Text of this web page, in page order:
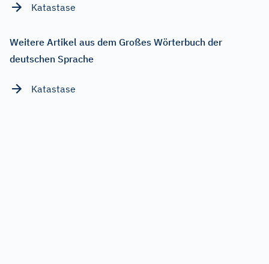
Katastase
Weitere Artikel aus dem Großes Wörterbuch der
deutschen Sprache
Katastase